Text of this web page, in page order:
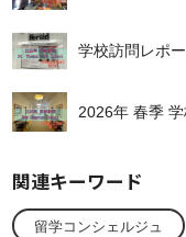
学校訪問レポ
2026年 春季
関連キーワード
留学コンシェルジュ